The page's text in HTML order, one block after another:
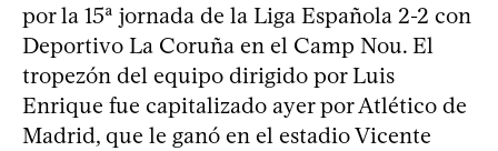
por la 15ª jornada de la Liga Española 2-2 con
Deportivo La Coruña en el Camp Nou. El
tropezón del equipo dirigido por Luis
Enrique fue capitalizado ayer por Atlético de
Madrid, que le ganó en el estadio Vicente